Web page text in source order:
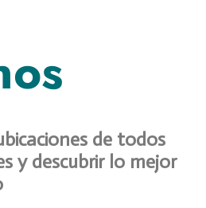
de todos
y descubrir lo mejor